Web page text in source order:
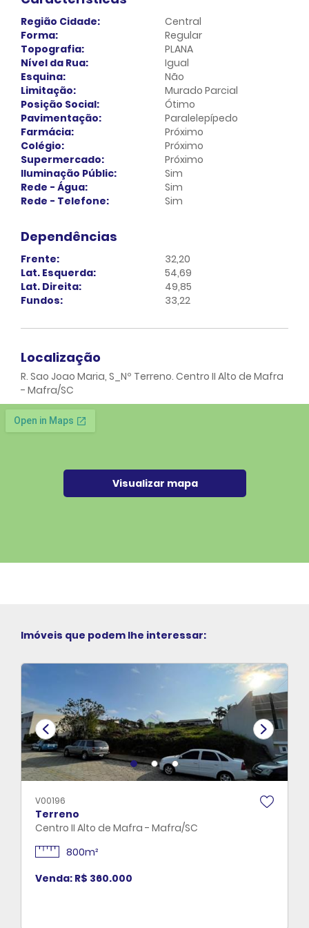
Região Cidade:
Central
Forma:
Regular
Topografia:
PLANA
Nível da Rua:
Igual
Esquina:
Não
Limitação:
Murado Parcial
Posição Social:
Ótimo
Pavimentação:
Paralelepípedo
Farmácia:
Próximo
Colégio:
Próximo
Supermercado:
Próximo
Iluminação Públic:
Sim
Rede - Água:
Sim
Rede - Telefone:
Sim
Dependências
Frente:
32,20
Lat. Esquerda:
54,69
Lat. Direita:
49,85
Fundos:
33,22
Localização
R. Sao Joao Maria, S_Nº Terreno. Centro II Alto de Mafra
- Mafra/SC
Visualizar mapa
Imóveis que podem lhe interessar:
V00196
Terreno
Centro II Alto de Mafra - Mafra/SC
800m²
Venda: R$ 360.000